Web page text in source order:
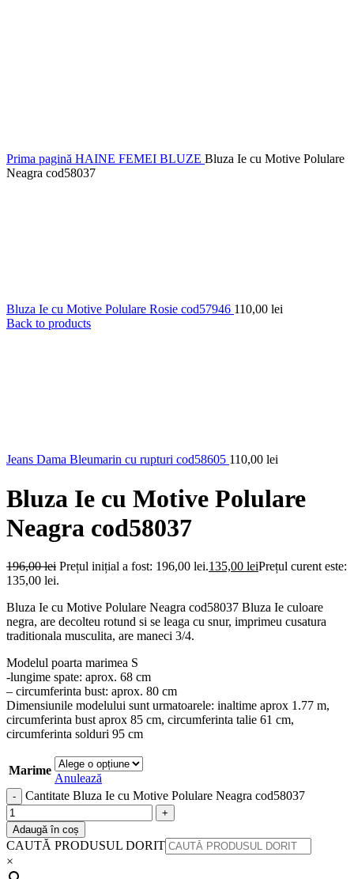
Prima pagină HAINE FEMEI BLUZE Bluza Ie cu Motive Polulare
Neagra cod58037
Bluza Ie cu Motive Polulare Rosie cod57946 110,00 lei
Back to products
Jeans Dama Bleumarin cu rupturi cod58605 110,00 lei
Bluza Ie cu Motive Polulare
Neagra cod58037
196,00lei Prețul inițial a fost: 196,00 lei.135,00 leiPrețul curent este:
135,00 lei.
Bluza Ie cu Motive Polulare Neagra cod58037 Bluza Ie culoare
negra, are decolteu rotund si se leaga cu snur, imprimeu cusatura
traditionala musculita, are maneci 3/4.
Modelul poarta marimea S
-lungime spate: aprox. 68 cm
– circumferinta bust: aprox. 80 cm
Dimensiunile modelului sunt urmatoarele: inaltime aprox 1.77 m,
circumferinta bust aprox 85 cm, circumferinta talie 61 cm,
circumferinta solduri 95 cm
Marime
Anulează
Cantitate Bluza Ie cu Motive Polulare Neagra cod58037
Adaugă în coș
CAUTĂ PRODUSUL DORIT
×